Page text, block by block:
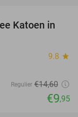
32%
Katoen in
9.8 star
Regulier €14,60
€9,95